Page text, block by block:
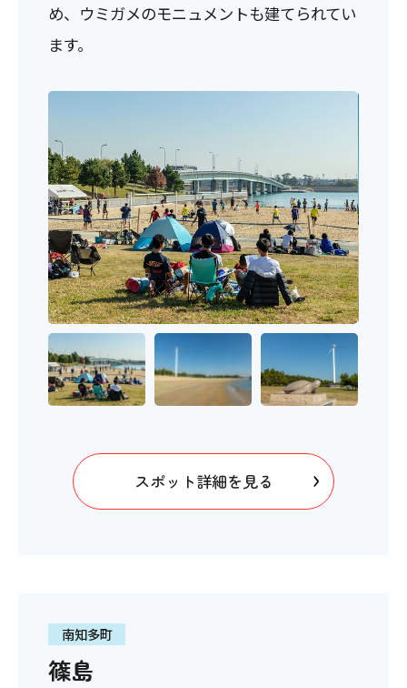
め、ウミガメのモニュメントも建てられてい
ます。
スポット詳細を見る
南知多町
篠島